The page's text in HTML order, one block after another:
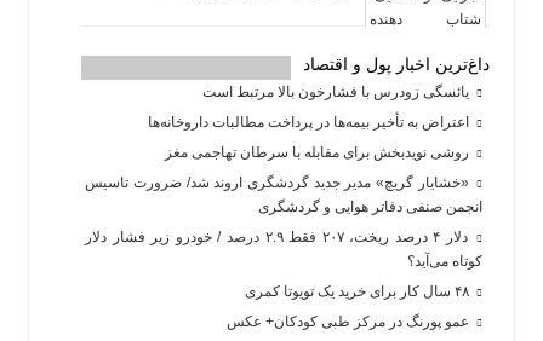
داغ‌ترین اخبار پول و اقتصاد
یائسگی زودرس با فشارخون بالا مرتبط است
اعتراض به تأخیر بیمه‌ها در پرداخت مطالبات داروخانه‌ها
روشی نویدبخش برای مقابله با سرطان تهاجمی مغز
«خشایار گریچ» مدیر جدید گردشگری اروند شد/ ضرورت تاسیس
انجمن صنفی دفاتر هوایی و گردشگری
دلار ۴ درصد ریخت، ۲۰۷ فقط ۲.۹ درصد / خودرو زیر فشار دلار
کوتاه می‌آید؟
عمو پورنگ در مرکز طبی کودکان+ عکس